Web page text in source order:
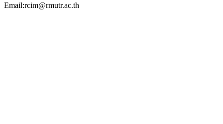
Email:rcim@rmutr.ac.th